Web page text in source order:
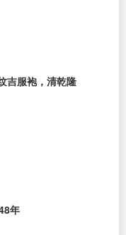
吉服袍，清乾隆
年